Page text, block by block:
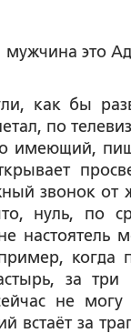
мужчина это
как бы
по
имеющий,
звонок от
нуль, по
настоятель
когда
за
не
за